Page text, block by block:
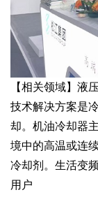
【相关领域】液
技术解决方案是
却。机油冷却器
境中的高温或连
冷却剂。生活变
用户